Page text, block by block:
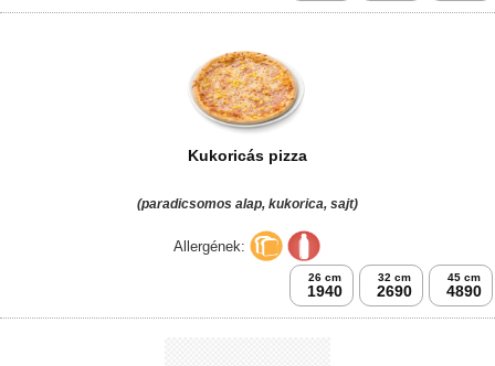
Kukoricás pizza
(paradicsomos alap, kukorica, sajt)
Allergének:
26 cm
1940
32 cm
2690
45 cm
4890